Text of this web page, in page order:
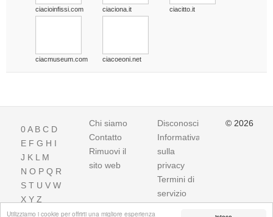
Utilizziamo i cookie per offrirti una migliore esperienza
ciacioinfissi.com ciaciona.it ciacitto.it
ciacmuseum.com ciacoeoni.net
0A B C D
E F G H I
J K L M
N O P Q R
S T U V W
X Y Z
Chi siamo
Contatto
Rimuovi il
sito web
Disconoscimento
Informativa
sulla
privacy
Termini di
servizio
© 2026